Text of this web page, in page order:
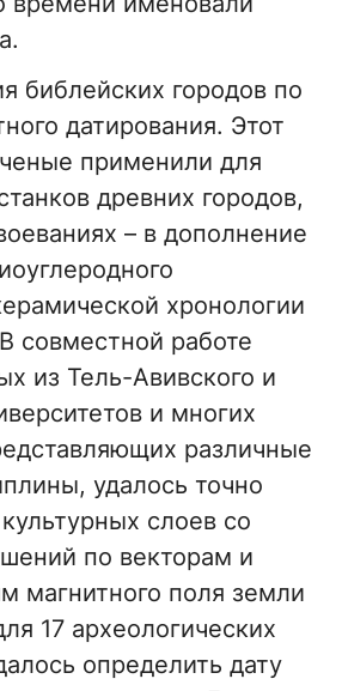
библейских городов по
датирования. Этот
применили для
древних городов,
– в дополнение
хронологии
совместной работе
из Тель-Авивского и
и многих
различные
удалось точно
слоев со
по векторам и
магнитного поля земли
17 археологических
определить дату